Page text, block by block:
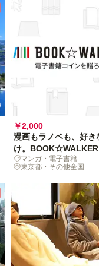
￥2,000
漫画もラノベも、好き
け。BOOK☆WALKER
書籍コインを贈ろう
マンガ・電子書籍
東京都・その他全国